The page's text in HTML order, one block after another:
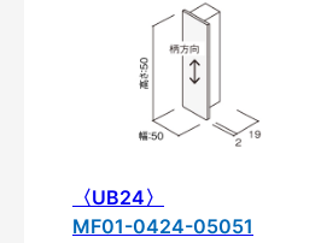
〈UB24〉
MF01-0424-05051